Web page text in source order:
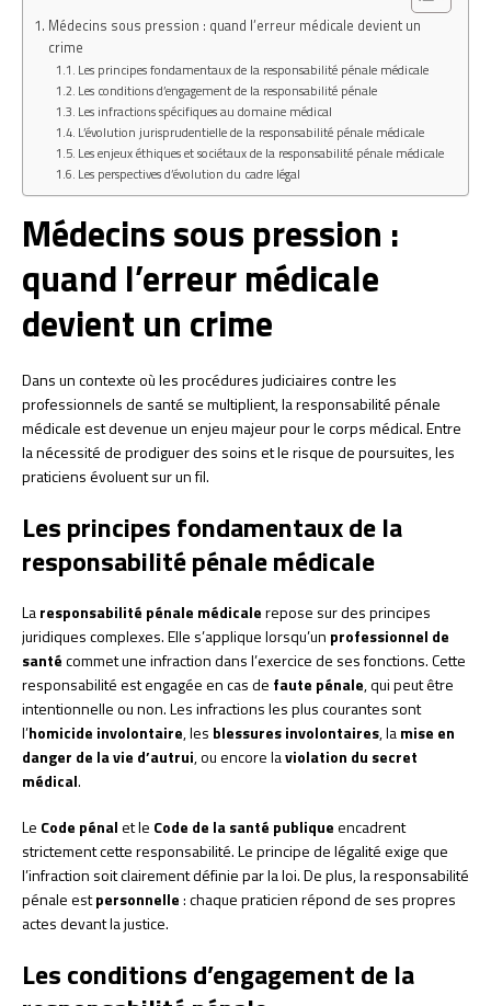
Médecins sous pression : quand l’erreur médicale devient un
crime
Les principes fondamentaux de la responsabilité pénale médicale
Les conditions d’engagement de la responsabilité pénale
Les infractions spécifiques au domaine médical
L’évolution jurisprudentielle de la responsabilité pénale médicale
Les enjeux éthiques et sociétaux de la responsabilité pénale médicale
Les perspectives d’évolution du cadre légal
Médecins sous pression :
quand l’erreur médicale
devient un crime
Dans un contexte où les procédures judiciaires contre les
professionnels de santé se multiplient, la responsabilité pénale
médicale est devenue un enjeu majeur pour le corps médical. Entre
la nécessité de prodiguer des soins et le risque de poursuites, les
praticiens évoluent sur un fil.
Les principes fondamentaux de la
responsabilité pénale médicale
Laresponsabilité pénale médicalerepose sur des principes
juridiques complexes. Elle s’applique lorsqu’un professionnel de
santécommet une infraction dans l’exercice de ses fonctions. Cette
responsabilité est engagée en cas de faute pénale, qui peut être
intentionnelle ou non. Les infractions les plus courantes sont
l’homicide involontaire, les blessures involontaires, lamise en
danger de la vie d’autrui, ou encore laviolation du secret
médical.
Le Code pénalet le Code de la santé publiqueencadrent
strictement cette responsabilité. Le principe de légalité exige que
l’infraction soit clairement définie par la loi. De plus, la responsabilité
pénale estpersonnelle: chaque praticien répond de ses propres
actes devant la justice.
Les conditions d’engagement de la